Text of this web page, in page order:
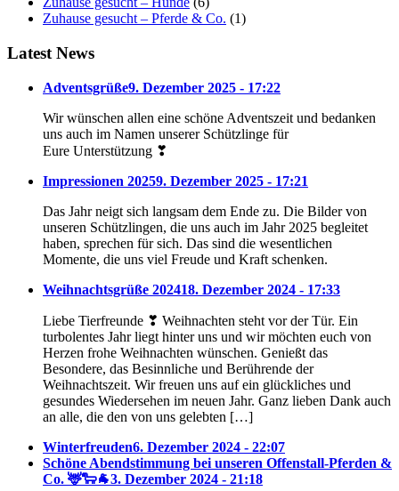
Zuhause gesucht – Pferde & Co. (1)
Latest News
Adventsgrüße9. Dezember 2025 - 17:22
Wir wünschen allen eine schöne Adventszeit und bedanken
uns auch im Namen unserer Schützlinge für
Eure Unterstützung ❣
Impressionen 20259. Dezember 2025 - 17:21
Das Jahr neigt sich langsam dem Ende zu. Die Bilder von
unseren Schützlingen, die uns auch im Jahr 2025 begleitet
haben, sprechen für sich. Das sind die wesentlichen
Momente, die uns viel Freude und Kraft schenken.
Weihnachtsgrüße 202418. Dezember 2024 - 17:33
Liebe Tierfreunde ❣ Weihnachten steht vor der Tür. Ein
turbolentes Jahr liegt hinter uns und wir möchten euch von
Herzen frohe Weihnachten wünschen. Genießt das
Besondere, das Besinnliche und Berührende der
Weihnachtszeit. Wir freuen uns auf ein glückliches und
gesundes Wiedersehen im neuen Jahr. Ganz lieben Dank auch
an alle, die den von uns gelebten […]
Winterfreuden6. Dezember 2024 - 22:07
Schöne Abendstimmung bei unseren Offenstall-Pferden &
Co. 🦌🐑🐐3. Dezember 2024 - 21:18